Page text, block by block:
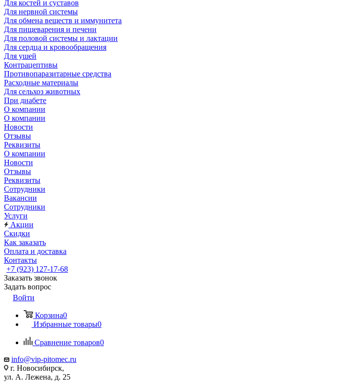
Для костей и суставов
Для нервной системы
Для обмена веществ и иммунитета
Для пищеварения и печени
Для половой системы и лактации
Для сердца и кровообращения
Для ушей
Контрацептивы
Противопаразитарные средства
Расходные материалы
Для сельхоз животных
При диабете
О компании
О компании
Новости
Отзывы
Реквизиты
О компании
Новости
Отзывы
Реквизиты
Сотрудники
Вакансии
Сотрудники
Услуги
Акции
Скидки
Как заказать
Оплата и доставка
Контакты
+7 (923) 127-17-68
Заказать звонок
Задать вопрос
Войти
Корзина0
Избранные товары0
Сравнение товаров0
info@vip-pitomec.ru
г. Новосибирск,
ул. А. Лежена, д. 25